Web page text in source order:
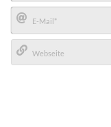
Name*
E-
Mail*